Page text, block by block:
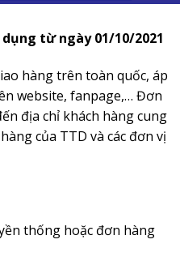
từ ngày 01/10/2021
hàng trên toàn quốc, áp
website, fanpage,… Đơn
địa chỉ khách hàng cung
của TTD và các đơn vị
thống hoặc đơn hàng